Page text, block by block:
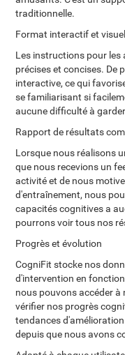
traditionnelle.
Format interactif et visuel
Les instructions pour les
précises et concises. De
interactive, ce qui
se familiarisant si
aucune difficulté à
Rapport de résultats
Lorsque nous réalisons
que nous recevions un
activité et de nous
d'entraînement, nous
capacités cognitives a
pourrons voir tous nos
Progrès et évolution
CogniFit stocke nos
d'intervention en
nous pouvons accéder
vérifier nos progrès
tendances
depuis que nous avons